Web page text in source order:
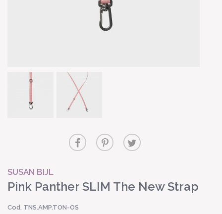
SUSAN BIJL
Pink Panther SLIM The New Strap
Cod. TNS.AMP.TON-OS